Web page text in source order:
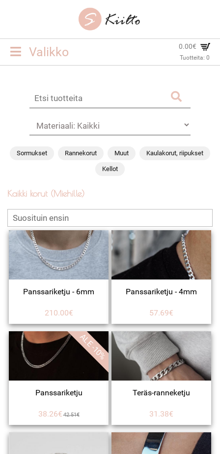
Toggle
navigation
Valikko 0.00€
Tuotteita: 0
KORUT
YHTEYSTIEDOT
Sormukset Rannekorut Muut Kaulakorut, riipukset
Kellot
Kaikki korut (Miehille)
Panssariketju - 6mm
210.00€
Panssariketju - 4mm
57.69€
ALE -10%
Panssariketju
38.26€42.51€
Teräs-ranneketju
31.38€